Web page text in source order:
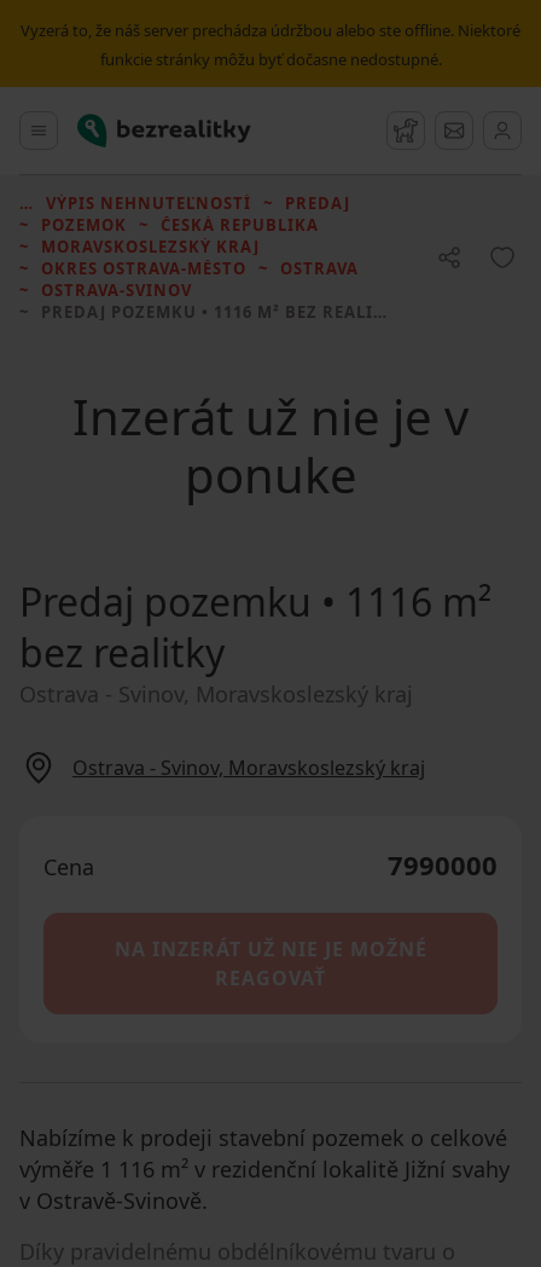
Vyzerá to, že náš server prechádza údržbou alebo ste offline. Niektoré
funkcie stránky môžu byť dočasne nedostupné.
Hlavné menu
Bezrealitky Strážny pes
Správy
VÝPIS NEHNUTEĽNOSTÍ
PREDAJ
POZEMOK
ČESKÁ REPUBLIKA
MORAVSKOSLEZSKÝ KRAJ
OKRES OSTRAVA-MĚSTO
OSTRAVA
OSTRAVA-SVINOV
PREDAJ POZEMKU • 1116 M² BEZ REALITKY
Inzerát už nie je v
ponuke
Predaj pozemku • 1116 m²
bez realitky
Ostrava - Svinov, Moravskoslezský kraj
Ostrava - Svinov, Moravskoslezský kraj
Cena 7990000
NA INZERÁT UŽ NIE JE MOŽNÉ
REAGOVAŤ
Nabízíme k prodeji stavební pozemek o celkové
výměře 1 116 m² v rezidenční lokalitě Jižní svahy
v Ostravě-Svinově.
Díky pravidelnému obdélníkovému tvaru o